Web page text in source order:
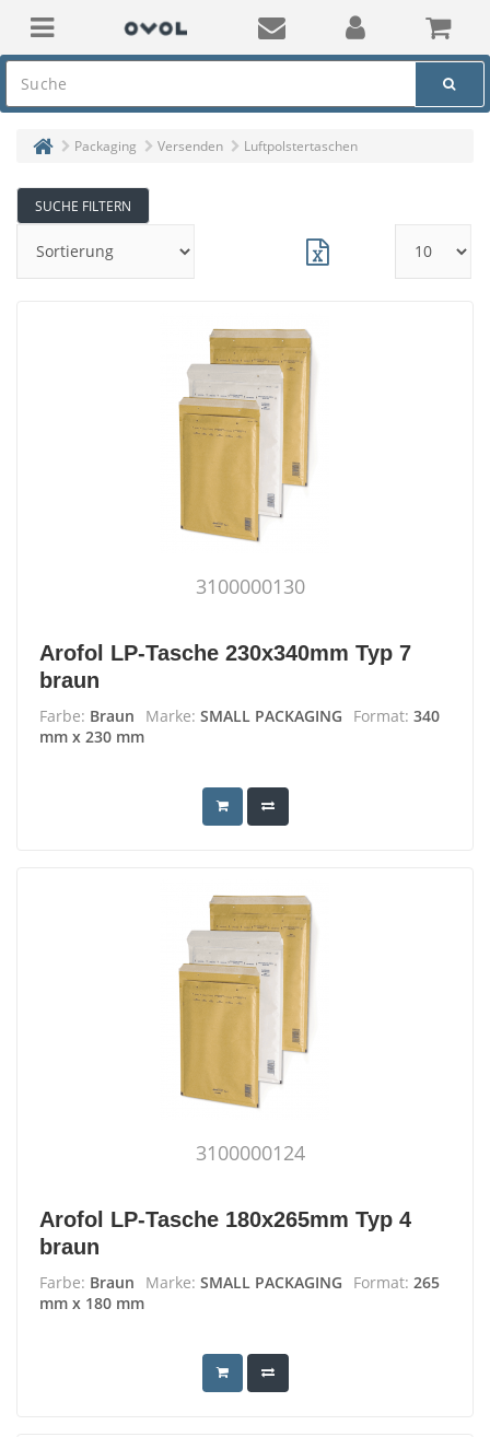
Packaging Versenden Luftpolstertaschen
SUCHE FILTERN
3100000130
Arofol LP-Tasche 230x340mm Typ 7
braun
Farbe: Braun Marke:SMALL PACKAGING Format:340
mm x 230 mm
3100000124
Arofol LP-Tasche 180x265mm Typ 4
braun
Farbe: Braun Marke:SMALL PACKAGING Format:265
mm x 180 mm